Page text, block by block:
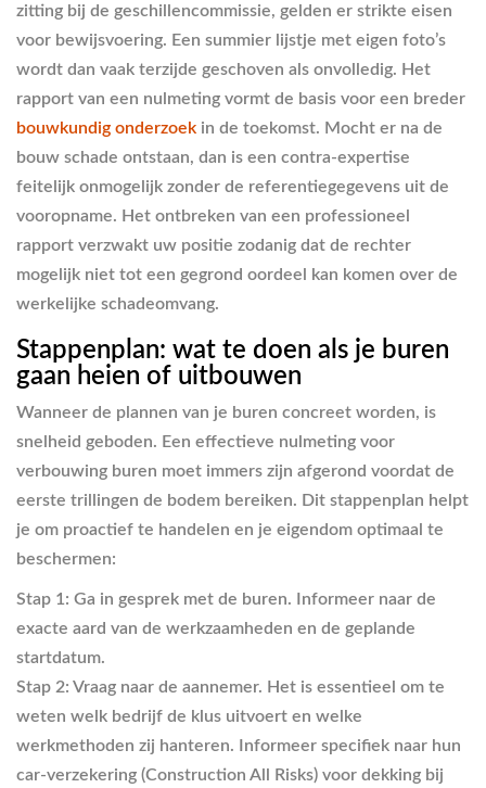
zitting bij de geschillencommissie, gelden er strikte eisen
voor bewijsvoering. Een summier lijstje met eigen foto’s
wordt dan vaak terzijde geschoven als onvolledig. Het
rapport van een nulmeting vormt de basis voor een breder
bouwkundig onderzoek in de toekomst. Mocht er na de
bouw schade ontstaan, dan is een contra-expertise
feitelijk onmogelijk zonder de referentiegegevens uit de
vooropname. Het ontbreken van een professioneel
rapport verzwakt uw positie zodanig dat de rechter
mogelijk niet tot een gegrond oordeel kan komen over de
werkelijke schadeomvang.
Stappenplan: wat te doen als je buren
gaan heien of uitbouwen
Wanneer de plannen van je buren concreet worden, is
snelheid geboden. Een effectieve nulmeting voor
verbouwing buren moet immers zijn afgerond voordat de
eerste trillingen de bodem bereiken. Dit stappenplan helpt
je om proactief te handelen en je eigendom optimaal te
beschermen:
Stap 1: Ga in gesprek met de buren. Informeer naar de
exacte aard van de werkzaamheden en de geplande
startdatum.
Stap 2: Vraag naar de aannemer. Het is essentieel om te
weten welk bedrijf de klus uitvoert en welke
werkmethoden zij hanteren. Informeer specifiek naar hun
car-verzekering (Construction All Risks) voor dekking bij